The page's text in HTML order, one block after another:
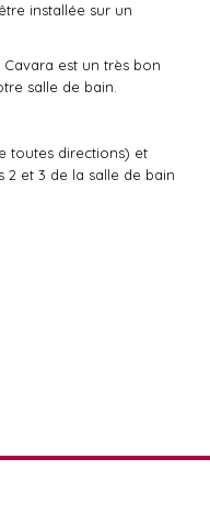
installée sur un
est un très bon
salle de bain.
toutes directions) et
2 et 3 de la salle de bain